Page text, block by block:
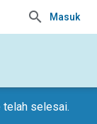
Masuk
selesai.